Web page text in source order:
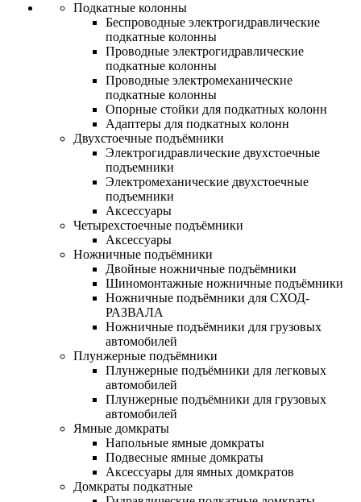
Подкатные колонны
Беспроводные электрогидравлические
подкатные колонны
Проводные электрогидравлические
подкатные колонны
Проводные электромеханические
подкатные колонны
Опорные стойки для подкатных колонн
Адаптеры для подкатных колонн
Двухстоечные подъёмники
Электрогидравлические двухстоечные
подъемники
Электромеханические двухстоечные
подъемники
Аксессуары
Четырехстоечные подъёмники
Аксессуары
Ножничные подъёмники
Двойные ножничные подъёмники
Шиномонтажные ножничные подъёмники
Ножничные подъёмники для СХОД-
РАЗВАЛА
Ножничные подъёмники для грузовых
автомобилей
Плунжерные подъёмники
Плунжерные подъёмники для легковых
автомобилей
Плунжерные подъёмники для грузовых
автомобилей
Ямные домкраты
Напольные ямные домкраты
Подвесные ямные домкраты
Аксессуары для ямных домкратов
Домкраты подкатные